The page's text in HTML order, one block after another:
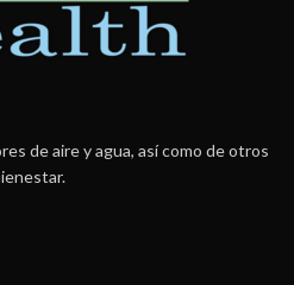
de aire y agua, así como de otros